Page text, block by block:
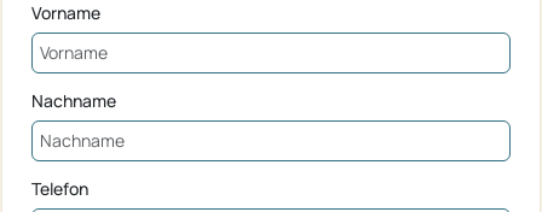
Vorname
Nachname
Telefon